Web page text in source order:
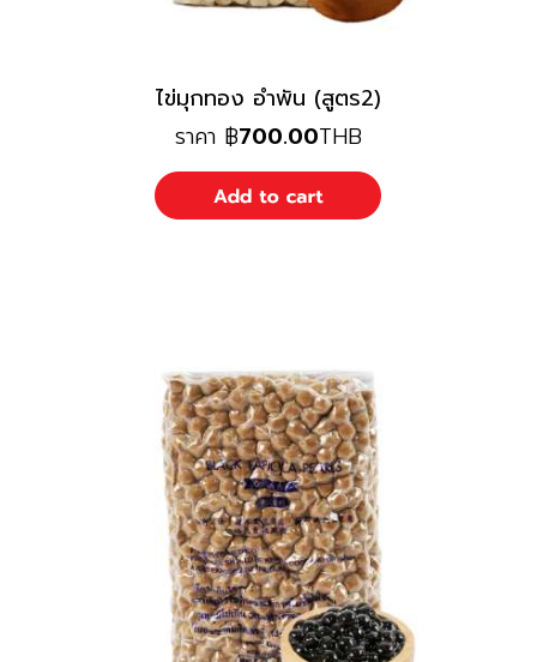
ไข่มุกทอง อำพัน (สูตร2)
ราคา ฿700.00THB